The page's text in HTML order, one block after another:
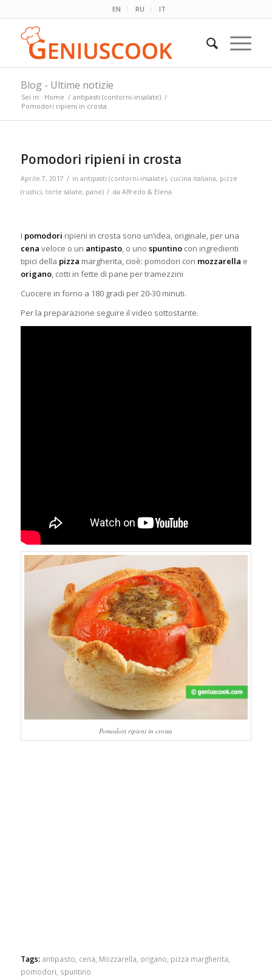
EN RU IT
Blog - Ultime notizie
Sei in: Home / antipasti (contorni-insalate) /
Pomodori ripieni in crosta
Pomodori ripieni in crosta
Aprile 7, 2017 / in antipasti (contorni-insalate), cucina italiana, pizze
(rustici, torte salate, pane) / da Alfredo & Elena
I pomodori ripieni in crosta sono un’idea, originale, per una
cena veloce o un antipasto, o uno spuntinocon ingredienti
tipici della pizza margherita, cioè: pomodori con mozzarella e
origano, cotti in fette di pane per tramezzini
Cuocere in forno a 180 gradi per 20-30 minuti.
Per la preparazione seguire il video sottostante.
Pomodori ripieni in crosta
Tags: antipasto cena Mozzarella origano pizza margherita
pomodori spuntino